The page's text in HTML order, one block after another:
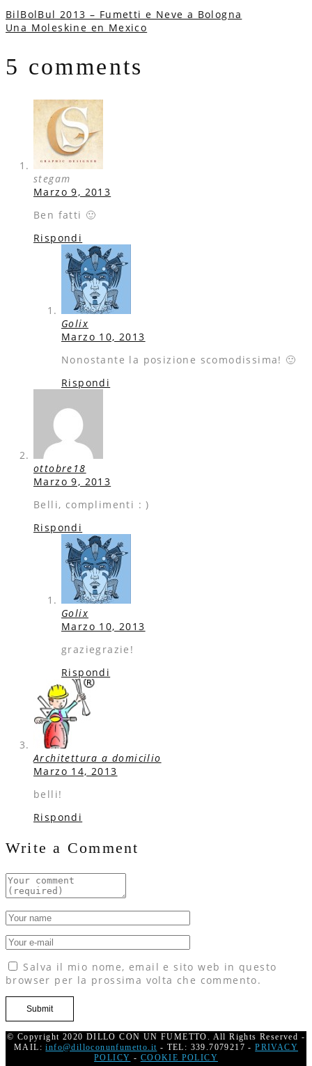
BilBolBul 2013 – Fumetti e Neve a Bologna
Una Moleskine en Mexico
5 comments
stegam
Marzo 9, 2013
Ben fatti 🙂
Rispondi
Golix
Marzo 10, 2013
Nonostante la posizione scomodissima! 🙂
Rispondi
ottobre18
Marzo 9, 2013
Belli, complimenti : )
Rispondi
Golix
Marzo 10, 2013
graziegrazie!
Rispondi
Architettura a domicilio
Marzo 14, 2013
belli!
Rispondi
Write a Comment
Salva il mio nome, email e sito web in questo
browser per la prossima volta che commento.
© Copyright 2020 DILLO CON UN FUMETTO. All Rights Reserved -
MAIL:info@dilloconunfumetto.it - TEL: 339.7079217 -PRIVACY
POLICY - COOKIE POLICY